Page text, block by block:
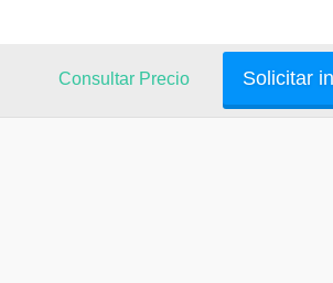
Solicitar
Consultar Precio